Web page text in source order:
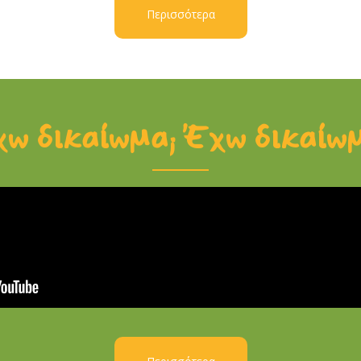
Περισσότερα
δικαίωμα; Έχω